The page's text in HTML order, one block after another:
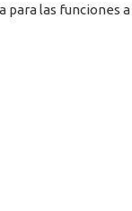
para las